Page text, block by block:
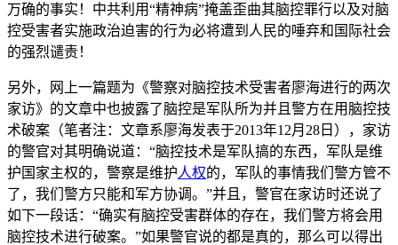
万确的事实！中共利用“精神病”掩盖歪曲其脑控罪行以及对脑
控受害者实施政治迫害的行为必将遭到人民的唾弃和国际社会
的强烈谴责！
另外，网上一篇题为《警察对脑控技术受害者廖海进行的两次
家访》的文章中也披露了脑控是军队所为并且警方在用脑控技
术破案（笔者注：文章系廖海发表于2013年12月28日），家访
的警官对其明确说道：“脑控技术是军队搞的东西，军队是维
护国家主权的，警察是维护人权的，军队的事情我们警方管不
了，我们警方只能和军方协调。”并且，警官在家访时还说了
如下一段话：“确实有脑控受害群体的存在，我们警方将会用
脑控技术进行破案。”如果警官说的都是真的，那么可以得出